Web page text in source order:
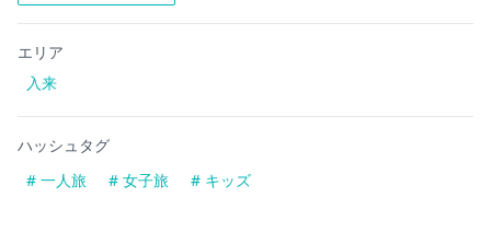
エリア
入来
ハッシュタグ
# 一人旅
# 女子旅 # キッズ